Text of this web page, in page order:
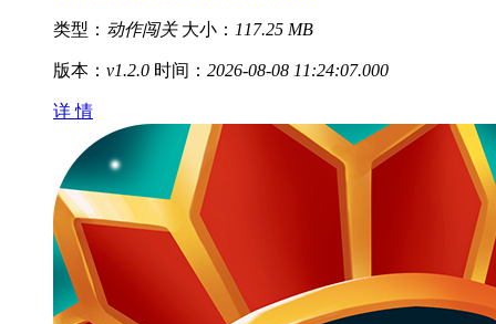
类型： 动作闯关 大小： 117.25 MB
版本： v1.2.0 时间： 2026-08-08 11:24:07.000
详 情